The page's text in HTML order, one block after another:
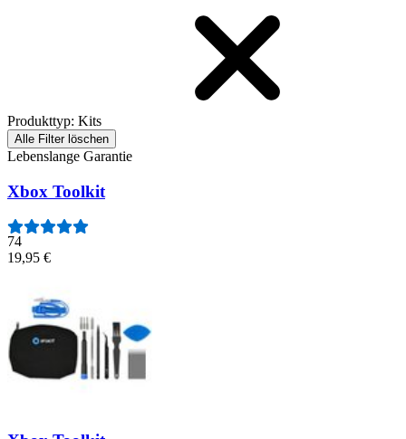
Produkttyp: Kits
Alle Filter löschen
Lebenslange Garantie
Xbox Toolkit
74
19,95 €